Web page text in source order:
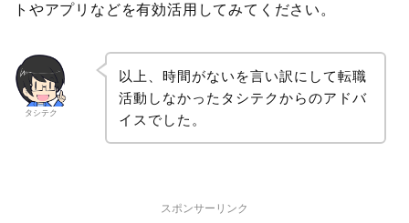
トやアプリなどを有効活用してみてください。
タシテク
以上、時間がないを言い訳にして転職
活動しなかったタシテクからのアドバ
イスでした。
スポンサーリンク